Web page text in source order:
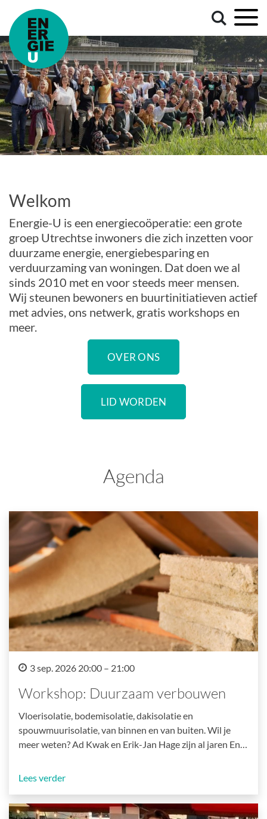
Welkom
Energie-U is een energiecoöperatie: een grote
groep Utrechtse inwoners die zich inzetten voor
duurzame energie, energiebesparing en
verduurzaming van woningen. Dat doen we al
sinds 2010 met en voor steeds meer mensen.
Wij steunen bewoners en buurtinitiatieven actief
met advies, ons netwerk, gratis workshops en
meer.
OVER ONS
LID WORDEN
Agenda
3 sep. 2026 20:00 – 21:00
Workshop: Duurzaam verbouwen
Vloerisolatie, bodemisolatie, dakisolatie en
spouwmuurisolatie, van binnen en van buiten. Wil je
meer weten? Ad Kwak en Erik-Jan Hage zijn al jaren En…
Lees verder